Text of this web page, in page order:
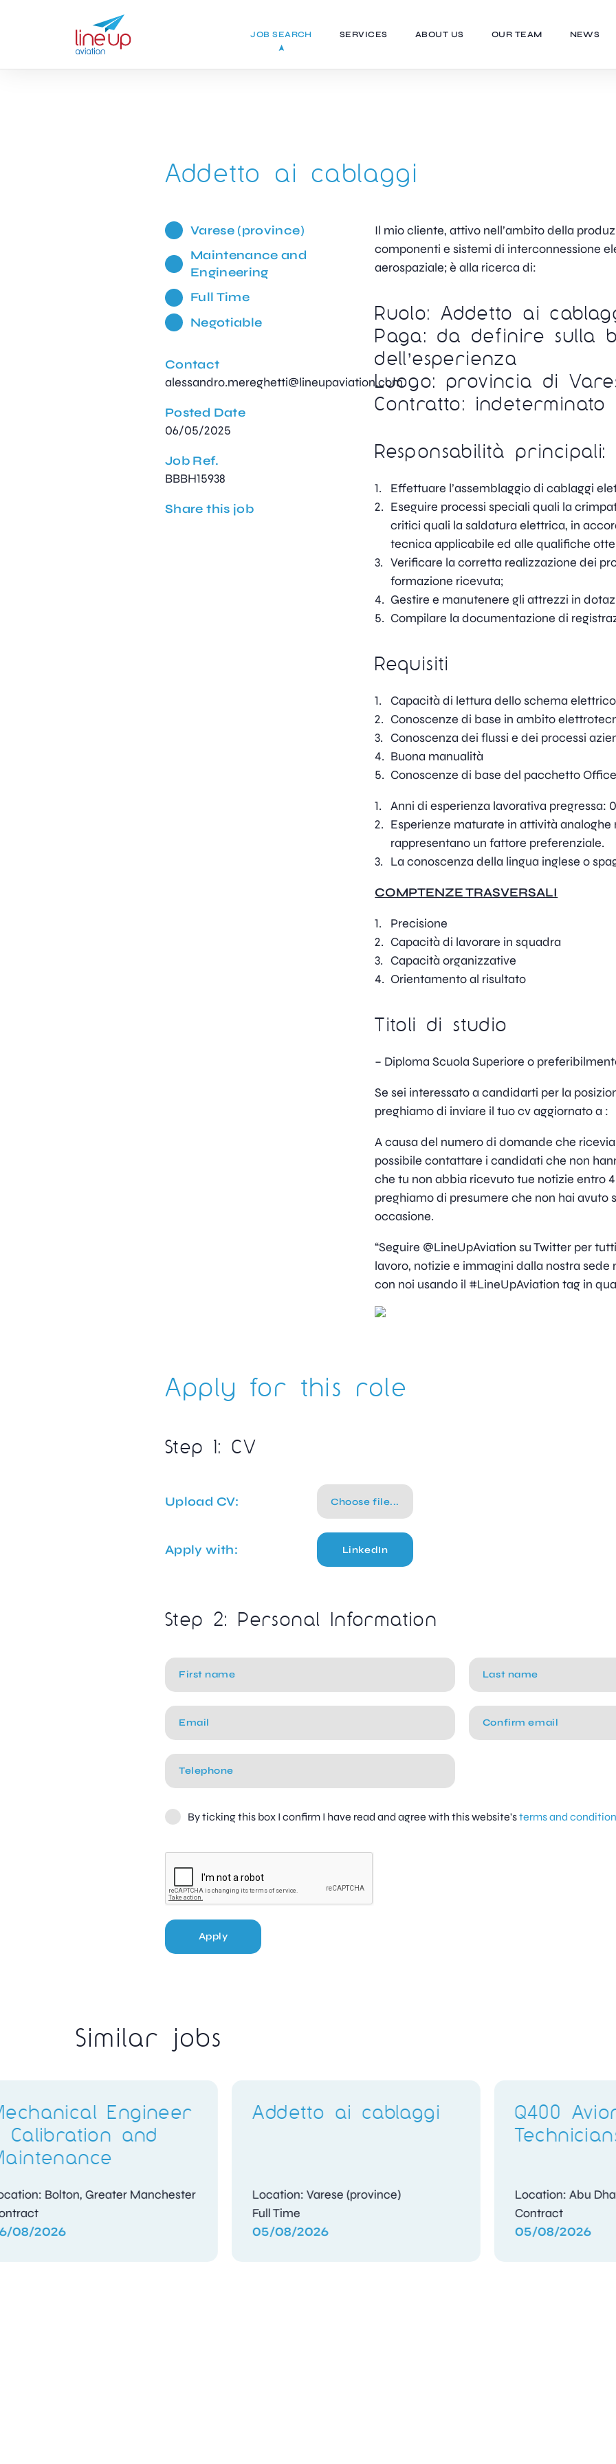
JOB SEARCH SERVICES ABOUT US OUR TEAM NEWS
Addetto ai cablaggi
Varese (province)
Maintenance and
Engineering
Full Time
Negotiable
Contact
alessandro.mereghetti@lineupaviation.com
Posted Date
06/05/2025
Job Ref.
BBBH15938
Share this job
Il mio cliente, attivo nell’ambito della
componenti e sistemi di interconnessione
aerospaziale; è alla ricerca di:
Ruolo: Addetto ai
Paga: da definire sulla
dell’esperienza
Luogo: provincia di
Contratto: indeterminato
Responsabilità principali:
Effettuare l’assemblaggio di cablaggi
Eseguire processi speciali quali la
critici quali la saldatura elettrica, in
tecnica applicabile ed alle qualifiche
Verificare la corretta realizzazione dei
formazione ricevuta;
Gestire e manutenere gli attrezzi in
Compilare la documentazione di
Requisiti
Capacità di lettura dello schema elettrico
Conoscenze di base in ambito
Conoscenza dei flussi e dei processi
Buona manualità
Conoscenze di base del pacchetto
Anni di esperienza lavorativa pregressa:
Esperienze maturate in attività
rappresentano un fattore preferenziale.
La conoscenza della lingua inglese o
COMPTENZE TRASVERSALI
Precisione
Capacità di lavorare in squadra
Capacità organizzative
Orientamento al risultato
Titoli di studio
– Diploma Scuola Superiore o
Se sei interessato a candidarti per la
preghiamo di inviare il tuo cv aggiornato a :
A causa del numero di domande che
possibile contattare i candidati che non
che tu non abbia ricevuto tue notizie entro
preghiamo di presumere che non hai avuto
occasione.
“Seguire @LineUpAviation su Twitter per
lavoro, notizie e immagini dalla nostra sede
con noi usando il #LineUpAviation tag in
Apply for this role
Step 1: CV
Upload CV: Choose file...
Apply with: LinkedIn
Step 2: Personal Information
By ticking this box I confirm I have read and agree with this website'sterms and
Apply
Similar jobs
Electronics Training
Delivery Instructor
Location: Gosport, Hampshire
B1.3 Engineer
Location: Holyhead, Isle of Anglesey